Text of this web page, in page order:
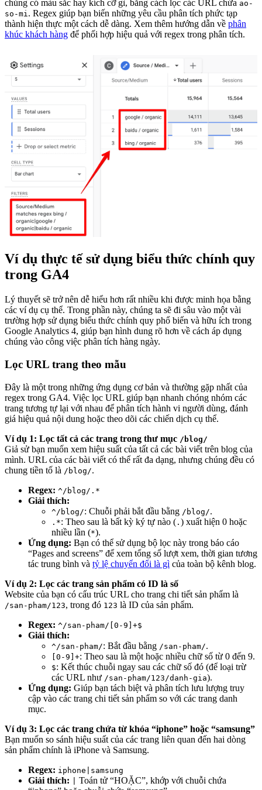
chúng có màu sắc hay kích cỡ gì, bằng cách lọc các URL chứa ao-
so-mi. Regex giúp bạn biến những yêu cầu phân tích phức tạp
thành hiện thực một cách dễ dàng. Xem thêm hướng dẫn về phân
khúc khách hàng để phối hợp hiệu quả với regex trong phân tích.
Ví dụ thực tế sử dụng biểu thức chính quy
trong GA4
Lý thuyết sẽ trở nên dễ hiểu hơn rất nhiều khi được minh họa bằng
các ví dụ cụ thể. Trong phần này, chúng ta sẽ đi sâu vào một vài
trường hợp sử dụng biểu thức chính quy phổ biến và hữu ích trong
Google Analytics 4, giúp bạn hình dung rõ hơn về cách áp dụng
chúng vào công việc phân tích hàng ngày.
Lọc URL trang theo mẫu
Đây là một trong những ứng dụng cơ bản và thường gặp nhất của
regex trong GA4. Việc lọc URL giúp bạn nhanh chóng nhóm các
trang tương tự lại với nhau để phân tích hành vi người dùng, đánh
giá hiệu quả nội dung hoặc theo dõi các chiến dịch cụ thể.
Ví dụ 1: Lọc tất cả các trang trong thư mục /blog/
Giả sử bạn muốn xem hiệu suất của tất cả các bài viết trên blog của
mình. URL của các bài viết có thể rất đa dạng, nhưng chúng đều có
chung tiền tố là /blog/.
Regex: ^/blog/.*
Giải thích:
^/blog/: Chuỗi phải bắt đầu bằng /blog/.
.*: Theo sau là bất kỳ ký tự nào ( . ) xuất hiện 0 hoặc
nhiều lần (*).
Ứng dụng: Bạn có thể sử dụng bộ lọc này trong báo cáo
“Pages and screens” để xem tổng số lượt xem, thời gian tương
tác trung bình và tỷ lệ chuyển đổi là gì của toàn bộ kênh blog.
Ví dụ 2: Lọc các trang sản phẩm có ID là số
Website của bạn có cấu trúc URL cho trang chi tiết sản phẩm là
/san-pham/123, trong đó 123 là ID của sản phẩm.
Regex: ^/san-pham/[0-9]+$
Giải thích:
^/san-pham/: Bắt đầu bằng /san-pham/.
[0-9]+: Theo sau là một hoặc nhiều chữ số từ 0 đến 9.
$: Kết thúc chuỗi ngay sau các chữ số đó (để loại trừ
các URL như /san-pham/123/danh-gia).
Ứng dụng: Giúp bạn tách biệt và phân tích lưu lượng truy
cập vào các trang chi tiết sản phẩm so với các trang danh
mục.
Ví dụ 3: Lọc các trang chứa từ khóa “iphone” hoặc “samsung”
Bạn muốn so sánh hiệu suất của các trang liên quan đến hai dòng
sản phẩm chính là iPhone và Samsung.
Regex: iphone|samsung
Giải thích:
Toán tử “HOẶC”, khớp với chuỗi chứa